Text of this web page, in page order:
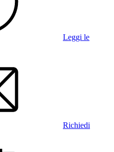
Leggi le
Richiedi